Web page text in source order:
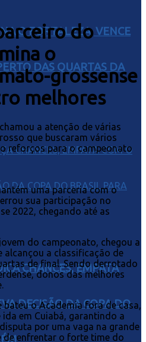
O FORTALEZA, VENCE
DAS QUARTAS DA
CHANCES, EMPATA
DECISÃO DA COPA DO
do
o
grossense
melhores
a atenção de várias
que buscaram vários
reforços para o campeonato
uma parceria com o
sua participação no
2022, chegando até as
do campeonato, chegou a
alcançou a classificação de
de final. Sendo derrotado
donos das melhores
o Academia fora de casa,
em Cuiabá, garantindo a
por uma vaga na grande
de enfrentar o forte time do